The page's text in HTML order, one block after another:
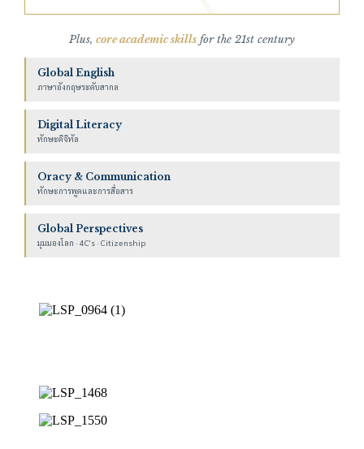
Plus, core academic skills for the 21st century
Global English
ภาษาอังกฤษระดับสากล
Digital Literacy
ทักษะดิจิทัล
Oracy & Communication
ทักษะการพูดและการสื่อสาร
Global Perspectives
มุมมองโลก · 4C's · Citizenship